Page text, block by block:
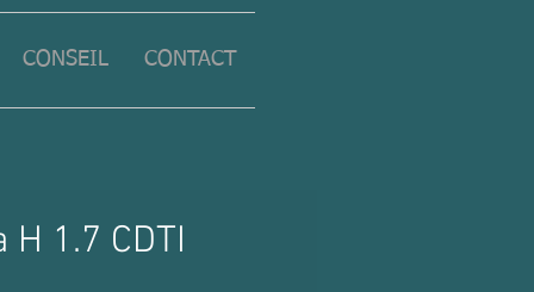
CONSEIL CONTACT
H 1.7 CDTI